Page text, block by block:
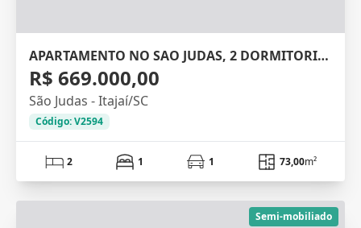
APARTAMENTO NO SAO JUDAS, 2 DORMITORIOS
R$ 669.000,00
São Judas - Itajaí/SC
Código: V2594
2 1 1 73,00m²
Semi-mobiliado